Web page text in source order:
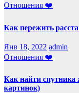
Отношения ❤️
Как пережить
Янв 18, 2022 admin
Отношения ❤️
Как найти спутника
картинок)